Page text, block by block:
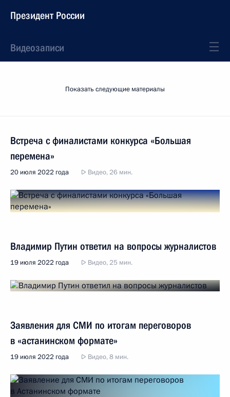
Президент России
Видеозаписи
Показать следующие материалы
Встреча с финалистами конкурса «Большая
перемена»
20 июля 2022 года Видео, 26 мин.
Владимир Путин ответил на вопросы журналистов
19 июля 2022 года Видео, 25 мин.
Заявления для СМИ по итогам переговоров
в «астанинском формате»
19 июля 2022 года Видео, 8 мин.